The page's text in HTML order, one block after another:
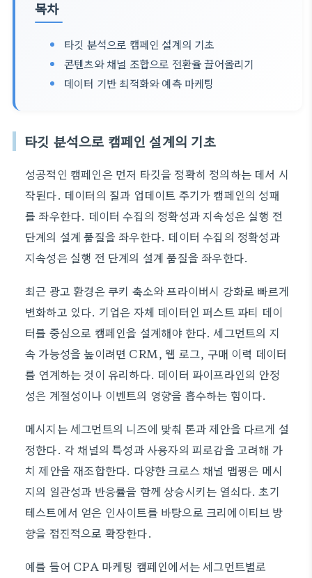
목차
타깃 분석으로 캠페인 설계의 기초
콘텐츠와 채널 조합으로 전환율 끌어올리기
데이터 기반 최적화와 예측 마케팅
타깃 분석으로 캠페인 설계의 기초
성공적인 캠페인은 먼저 타깃을 정확히 정의하는 데서 시
작된다. 데이터의 질과 업데이트 주기가 캠페인의 성패
를 좌우한다. 데이터 수집의 정확성과 지속성은 실행 전
단계의 설계 품질을 좌우한다. 데이터 수집의 정확성과
지속성은 실행 전 단계의 설계 품질을 좌우한다.
최근 광고 환경은 쿠키 축소와 프라이버시 강화로 빠르게
변화하고 있다. 기업은 자체 데이터인 퍼스트 파티 데이
터를 중심으로 캠페인을 설계해야 한다. 세그먼트의 지
속 가능성을 높이려면 CRM, 웹 로그, 구매 이력 데이터
를 연계하는 것이 유리하다. 데이터 파이프라인의 안정
성은 계절성이나 이벤트의 영향을 흡수하는 힘이다.
메시지는 세그먼트의 니즈에 맞춰 톤과 제안을 다르게 설
정한다. 각 채널의 특성과 사용자의 피로감을 고려해 가
치 제안을 재조합한다. 다양한 크로스 채널 맵핑은 메시
지의 일관성과 반응률을 함께 상승시키는 열쇠다. 초기
테스트에서 얻은 인사이트를 바탕으로 크리에이티브 방
향을 점진적으로 확장한다.
예를 들어 CPA 마케팅 캠페인에서는 세그먼트별로